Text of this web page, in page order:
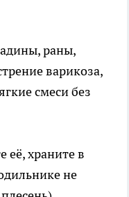
раны,
варикоза,
смеси без
её, храните в
не